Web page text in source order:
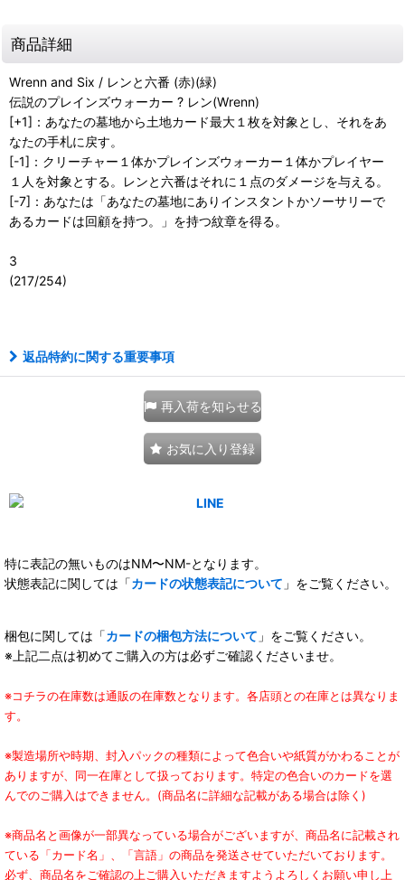
商品詳細
Wrenn and Six / レンと六番 (赤)(緑)
伝説のプレインズウォーカー ? レン(Wrenn)
[+1]：あなたの墓地から土地カード最大１枚を対象とし、それをあ
なたの手札に戻す。
[-1]：クリーチャー１体かプレインズウォーカー１体かプレイヤー
１人を対象とする。レンと六番はそれに１点のダメージを与える。
[-7]：あなたは「あなたの墓地にありインスタントかソーサリーで
あるカードは回顧を持つ。」を持つ紋章を得る。
3
(217/254)
返品特約に関する重要事項
再入荷を知らせる
お気に入り登録
特に表記の無いものはNM〜NM-となります。
状態表記に関しては「カードの状態表記について 」をご覧ください。
梱包に関しては「カードの梱包方法について 」をご覧ください。
※上記二点は初めてご購入の方は必ずご確認くださいませ。
※コチラの在庫数は通販の在庫数となります。各店頭との在庫とは異なりま
す。
※製造場所や時期、封入パックの種類によって色合いや紙質がかわることが
ありますが、同一在庫として扱っております。特定の色合いのカードを選
んでのご購入はできません。(商品名に詳細な記載がある場合は除く)
※商品名と画像が一部異なっている場合がございますが、商品名に記載され
ている「カード名」、「言語」の商品を発送させていただいております。
必ず、商品名をご確認の上ご購入いただきますようよろしくお願い申し上